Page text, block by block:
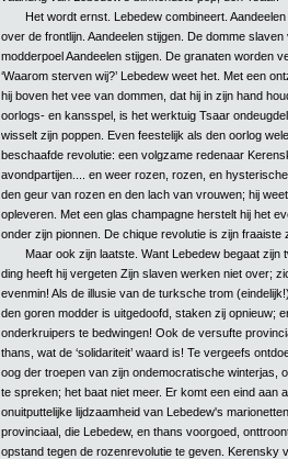
Het wordt ernst. Lebedew combineert.
over de frontlijn. Aandeelen stijgen. De domme
modderpoel Aandeelen stijgen. De granaten worden
‘Waarom sterven wij?’ Lebedew weet het. Met een
hij boven het vee van dommen, dat hij in zijn hand
oorlogs- en kansspel, is het werktuig Tsaar
wisselt zijn poppen. Even feestelijk als den oorlog
beschaafde revolutie: een volgzame redenaar
avondpartijen.... en weer rozen, rozen, en
den geur van rozen en den lach van vrouwen; hij
opleveren. Met een glas champagne herstelt hij het
onder zijn pionnen. De chique revolutie is zijn fraaiste
Maar ook zijn laatste. Want Lebedew begaat zijn
ding heeft hij vergeten Zijn slaven werken niet over;
evenmin! Als de illusie van de turksche trom
den goren modder is uitgedoofd, staken zij opnieuw;
onderkruipers te bedwingen! Ook de versufte
thans, wat de ‘solidariteit’ waard is! Te vergeefs
oog der troepen van zijn ondemocratische winterjas,
te spreken; het baat niet meer. Er komt een eind aan
onuitputtelijke lijdzaamheid van Lebedew's
provinciaal, die Lebedew, en thans voorgoed,
opstand tegen de rozenrevolutie te geven. Kerensky